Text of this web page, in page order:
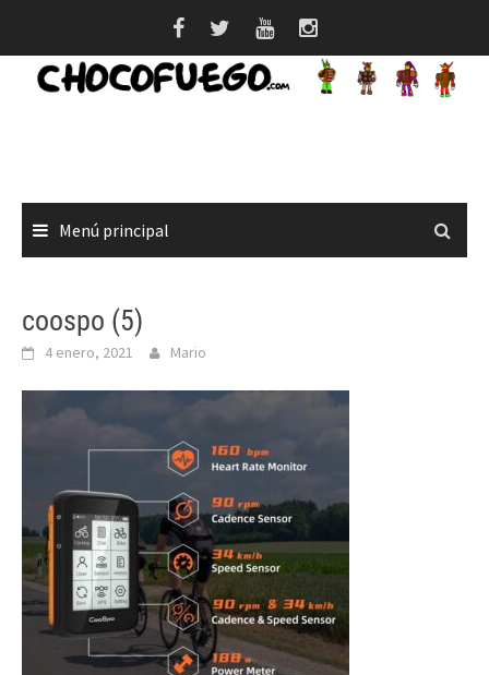
contenido
Menú principal
coospo (5)
4 enero, 2021 Mario